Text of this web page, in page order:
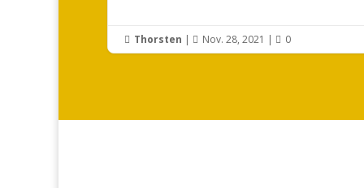
 Thorsten |  Nov. 28, 2021 |  0